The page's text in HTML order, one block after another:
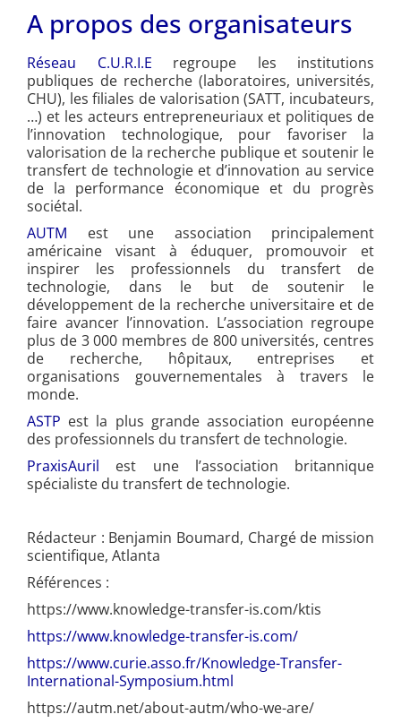
A propos des organisateurs
Réseau C.U.R.I.E regroupe les institutions
publiques de recherche (laboratoires, universités,
CHU), les filiales de valorisation (SATT, incubateurs,
…) et les acteurs entrepreneuriaux et politiques de
l’innovation technologique, pour favoriser la
valorisation de la recherche publique et soutenir le
transfert de technologie et d’innovation au service
de la performance économique et du progrès
sociétal.
AUTM est une association principalement
américaine visant à éduquer, promouvoir et
inspirer les professionnels du transfert de
technologie, dans le but de soutenir le
développement de la recherche universitaire et de
faire avancer l’innovation. L’association regroupe
plus de 3 000 membres de 800 universités, centres
de recherche, hôpitaux, entreprises et
organisations gouvernementales à travers le
monde.
ASTP est la plus grande association européenne
des professionnels du transfert de technologie.
PraxisAuril est une l’association britannique
spécialiste du transfert de technologie.
Rédacteur : Benjamin Boumard, Chargé de mission
scientifique, Atlanta
Références :
https://www.knowledge-transfer-is.com/ktis
https://www.knowledge-transfer-is.com/
https://www.curie.asso.fr/Knowledge-Transfer-
International-Symposium.html
https://autm.net/about-autm/who-we-are/